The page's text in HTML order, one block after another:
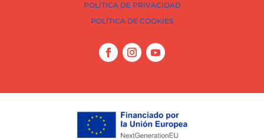
POLÍTICA DE PRIVACIDAD
POLÍTICA DE COOKIES